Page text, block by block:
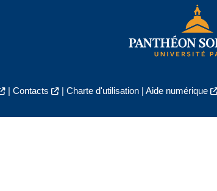
| Contacts | Charte d'utilisation| Aide numérique